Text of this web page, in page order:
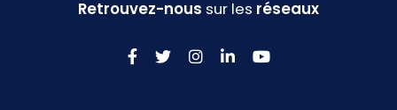
Retrouvez-nous sur les réseaux